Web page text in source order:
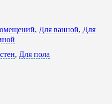
, Для ванной, Для
, Для пола